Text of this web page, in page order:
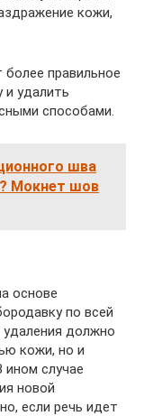
кожи,
правильное
и удалить
способами.
шва
Мокнет шов
основе
по всей
удаления должно
кожи, но и
ином случае
новой
если речь идет